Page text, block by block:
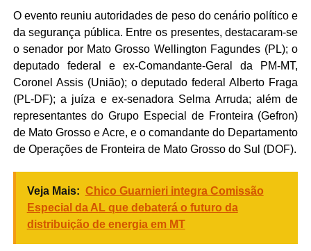
O evento reuniu autoridades de peso do cenário político e
da segurança pública. Entre os presentes, destacaram-se
o senador por Mato Grosso Wellington Fagundes (PL); o
deputado federal e ex-Comandante-Geral da PM-MT,
Coronel Assis (União); o deputado federal Alberto Fraga
(PL-DF); a juíza e ex-senadora Selma Arruda; além de
representantes do Grupo Especial de Fronteira (Gefron)
de Mato Grosso e Acre, e o comandante do Departamento
de Operações de Fronteira de Mato Grosso do Sul (DOF).
Veja Mais: Chico Guarnieri integra Comissão
Especial da AL que debaterá o futuro da
distribuição de energia em MT